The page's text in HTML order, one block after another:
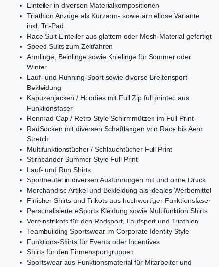
Einteiler in diversen Materialkompositionen
Triathlon Anzüge als Kurzarm- sowie ärmellose Variante
inkl. Tri-Pad
Race Suit Einteiler aus glattem oder Mesh-Material gefertigt
Speed Suits zum Zeitfahren
Armlinge, Beinlinge sowie Knielinge für Sommer oder
Winter
Lauf- und Running-Sport sowie diverse Breitensport-
Bekleidung
Kapuzenjacken / Hoodies mit Full Zip full printed aus
Funktionsfaser
Rennrad Cap / Retro Style Schirmmützen im Full Print
RadSocken mit diversen Schaftlängen von Race bis Aero
Stretch
Multifunktionstücher / Schlauchtücher Full Print
Stirnbänder Summer Style Full Print
Lauf- und Run Shirts
Sportbeutel in diversen Ausführungen mit und ohne Druck
Merchandise Artikel und Bekleidung als ideales Werbemittel
Finisher Shirts und Trikots aus hochwertiger Funktionsfaser
Personalisierte eSports Kleidung sowie Multifunktion Shirts
Vereinstrikots für den Radsport, Laufsport und Triathlon
Teambuilding Sportswear im Corporate Identity Style
Funktions-Shirts für Events oder Incentives
Shirts für den Firmensportgruppen
Sportswear aus Funktionsmaterial für Mitarbeiter und